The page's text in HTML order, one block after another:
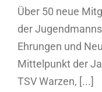
Über 50 neue
der
Ehrungen und
Mittelpunkt der
TSV Warzen, [...]